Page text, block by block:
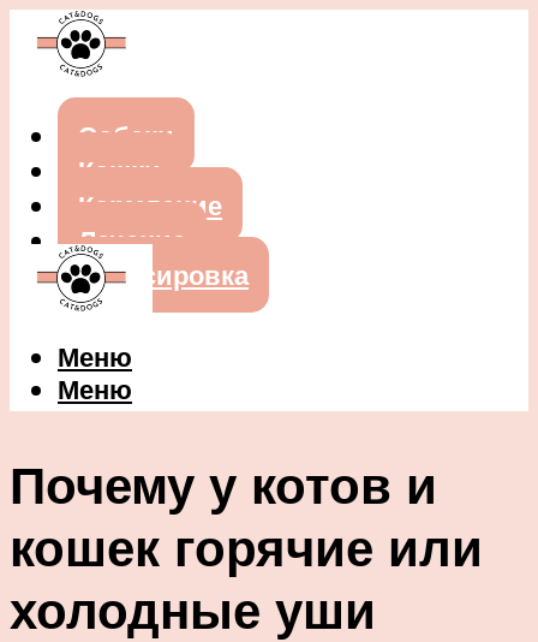
Собаки
Кошки
Кормление
Лечение
Дрессировка
Меню
Меню
Почему у котов и
кошек горячие или
холодные уши